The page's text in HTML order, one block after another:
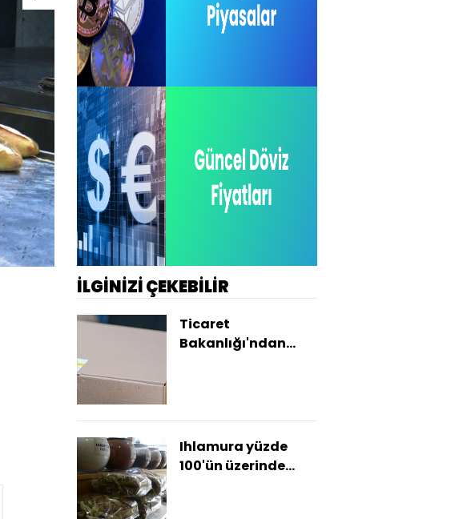
İLGİNİZİ ÇEKEBİLİR
Ticaret
Bakanlığı'ndan
uyarısı
Ihlamura yüzde
100'ün üzerinde